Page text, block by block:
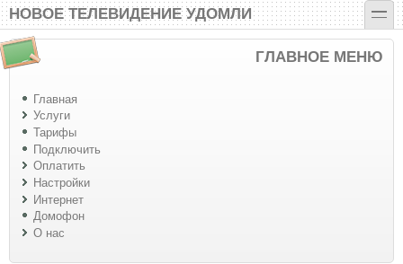
Перейти к основному содержанию
Skip to search
НОВОЕ ТЕЛЕВИДЕНИЕ УДОМЛИ toggle
ГЛАВНОЕ МЕНЮ
Главная
Услуги
Тарифы
Подключить
Оплатить
Настройки
Интернет
Домофон
О нас